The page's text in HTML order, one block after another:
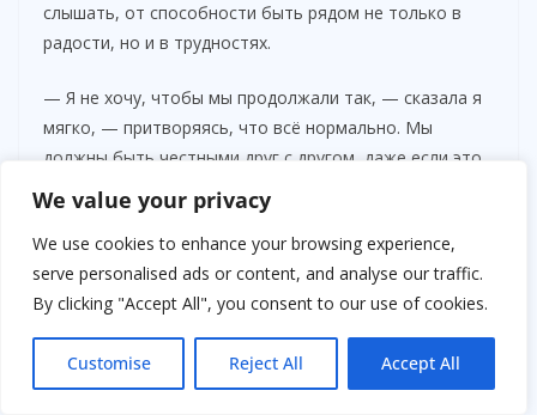
We value your privacy
We use cookies to enhance your browsing experience,
serve personalised ads or content, and analyse our traffic.
By clicking "Accept All", you consent to our use of cookies.
Customise Reject All Accept All
слышать, от способности быть рядом не только в
радости, но и в трудностях.
— Я не хочу, чтобы мы продолжали так, — сказала я
мягко, — притворяясь, что всё нормально. Мы
должны быть честными друг с другом, даже если это
страшно.